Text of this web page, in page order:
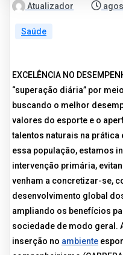
Atualizador
Saúde
EXCELÊNCIA NO
“superação diária” por
buscando o melhor
valores do esporte e o
talentos naturais na
essa população, estamos
intervenção primária,
venham a concretizar-se,
desenvolvimento global
ampliando os benefícios
sociedade de modo geral.
inserção no ambiente